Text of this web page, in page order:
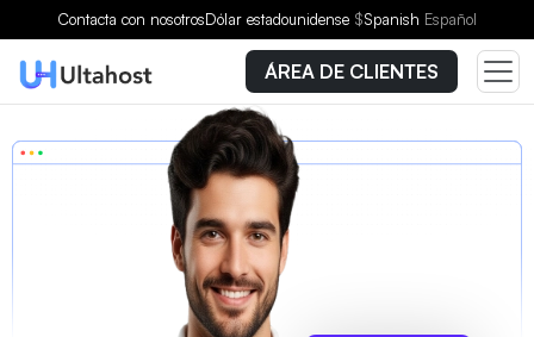
Contacta con nosotrosDólar estadounidense $Spanish Español
ÁREA DE CLIENTES